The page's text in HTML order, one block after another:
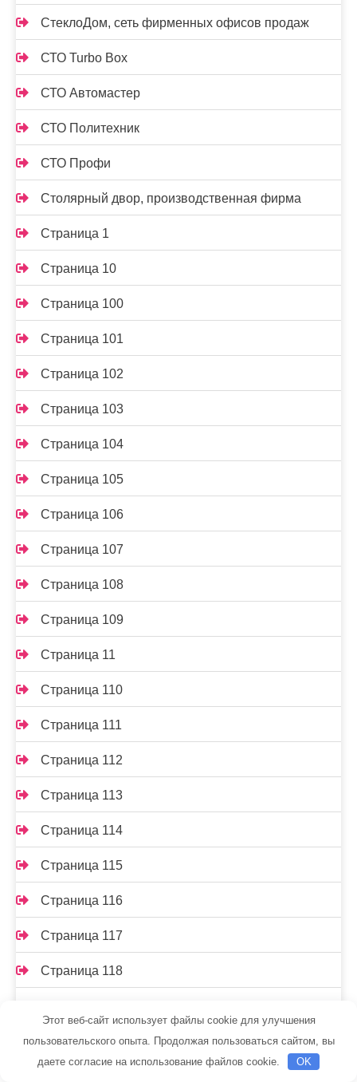
СтеклоДом, сеть фирменных офисов продаж
СТО Turbo Box
СТО Автомастер
СТО Политехник
СТО Профи
Столярный двор, производственная фирма
Страница 1
Страница 10
Страница 100
Страница 101
Страница 102
Страница 103
Страница 104
Страница 105
Страница 106
Страница 107
Страница 108
Страница 109
Страница 11
Страница 110
Страница 111
Страница 112
Страница 113
Страница 114
Страница 115
Страница 116
Страница 117
Страница 118
Страница 12
Этот веб-сайт использует файлы cookie для улучшения
пользовательского опыта. Продолжая пользоваться сайтом, вы
даете согласие на использование файлов cookie.
OK